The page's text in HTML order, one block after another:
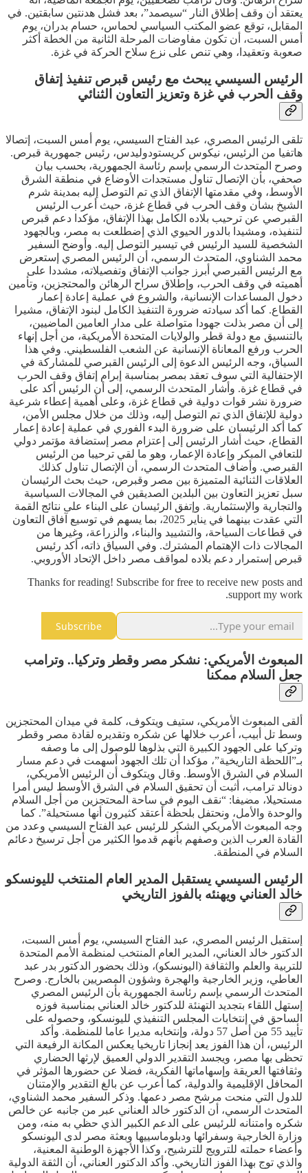
يعتقد أن وقف إطلاق النار “سيصمد”، بعد فشل هدنتين سابقتين. في
المقابل، توقع عضو المكتب السياسي لحماس، حسام بدران، يوم
أمس السبت، أن تكون مفاوضات المرحلة الثانية من الخطة أكثر
صعوبة وتعقيدا، وهي تنص على نزع سلاح الحركة في غزة.
الرئيس السيسي يبحث مع رئيس قبرص تنفيذ إتفاق
وقف الحرب في غزة وتعزيز التعاون الثنائي
تلقى الرئيس المصري، عبد الفتاح السيسي، يوم أمس السبت، إتصالا
هاتفيا من الرئيس، نيكوس كريستودوليدس، رئيس جمهورية قبرص.
وصرح المتحدث الرسمي بإسم رئاسة الجمهورية، بحسب بيان
صحفي، بأن الإتصال تناول مستجدات الأوضاع في منطقة الشرق
الأوسط، وفي مقدمتها الإتفاق الذي تم التوصل إليه بمدينة شرم
الشيخ بشأن وقف الحرب في قطاع غزة، حيث أعرب الرئيس
القبرصي عن ترحيب بلاده الكامل بهذا الإتفاق، مؤكدا دعم قبرص
لتنفيذه، ومشيدا بالدور الحيوي الذي إضطلعت به مصر، وبالجهود
الشخصية للسيد الرئيس في تيسير التوصل إليه. وأوضح السفير
محمد الشناوي، المتحدث الرسمي، أن الرئيس المصري إستعرض
مع الرئيس القبرصي أبرز جوانب الإتفاق وتفصيلاته، مشددا على
أهميته في وقف الحرب، وإطلاق سراح الرهائن والمحتجزين، وتأمين
دخول المساعدات الإنسانية، والشروع في عملية إعادة إعمار
القطاع. كما أكد سيادته ضرورة التنفيذ الكامل لبنود الإتفاق، مشيرا
إلى أن مصر بذلت جهودا متواصلة على مدار العامين الماضيين،
بالتنسيق مع دولة قطر والولايات المتحدة الأمريكية، من أجل إنهاء
الحرب ورفع المعاناة الإنسانية عن الشعب الفلسطيني. وفي هذا
السياق، وجه الرئيس الدعوة إلى الرئيس القبرصي للمشاركة في
الإحتفالية التي سوف تعقد بمصر بمناسبة إبرام إتفاق وقف الحرب
في قطاع غزة. وأشار المتحدث الرسمي، إلى أن الرئيس أكد على
ضرورة نشر قوات دولية في قطاع غزة، وعلى أهمية إعطاء شرعية
دولية للإتفاق الذي تم التوصل إليه، وذلك من خلال مجلس الأمن،
كما أكد الرئيسان على ضرورة البدء الفوري في عملية إعادة إعمار
القطاع، حيث أشار الرئيس إلى إعتزام مصر إستضافة مؤتمر دولي
للتعافي المبكر وإعادة الإعمار، وهو ما لقي ترحيبا من الرئيس
القبرصي. وأضاف المتحدث الرسمي، أن الإتصال تناول كذلك
العلاقات الثنائية المتميزة بين مصر وقبرص، حيث بحث الرئيسان
سبل تعزيز التعاون بين البلدين الصديقين في المجالات السياسية
والتجارية والإستثمارية. وإتفق الرئيسان على البناء على نتائج القمة
التي عقدت بينهما في يناير 2025، بما يسهم في توسيع آفاق التعاون
في قطاعات السياحة، والتشييد والبناء، والزراعة، وغيرها من
المجالات ذات الإهتمام المشترك. وفي السياق ذاته، أكد رئيس
قبرص إستمرار دعم بلاده لمواقف مصر داخل الإتحاد الأوروبي.
Thanks for reading! Subscribe for free to receive new posts and
support my work.
Subscribe
المبعوث الأمريكي: نشكر مصر وقطر وتركيا.. وترامب
جعل السلام ممكنا
ألقى المبعوث الأمريكي، ستيف ويتكوف، كلمة في ميدان المحتجزين
وسط تل أبيب، أعرب خلالها عن شكره وتقديره لقادة مصر وقطر
وتركيا على الجهود الكبيرة التي بذلوها للوصول إلى ما وصفه
بـ”اللحظة التاريخية”، مؤكدا أن تلك الجهود أسهمت في دعم مسار
السلام في الشرق الأوسط. وقال ويتكوف أن الرئيس الأمريكي،
دونالد ترامب، أثبت أن تحقيق السلام في الشرق الأوسط ليس أمرا
مستحيلا، مضيفا: “نقف اليوم في ساحة المحتجزين من أجل السلام
والوحدة والأمل، ونحتفل بلحظة أعتقد كثيرون أنها مستحيلة”. كما
وجه المبعوث الأمريكي الشكر للرئيس عبد الفتاح السيسي وعدد من
القادة العرب الذين وصفهم بأنهم قدموا الكثير من أجل ترسيخ دعائم
السلام في المنطقة.
الرئيس السيسي يستقبل المدير العام المنتخب لليونسكو
خالد العناني ويهنئه بالفوز التاريخي
إستقبل الرئيس المصري، عبد الفتاح السيسي، يوم أمس السبت،
الدكتور خالد العناني، المدير العام المنتخب لمنظمة الأمم المتحدة
للتربية والعلم والثقافة (اليونسكو)، وذلك بحضور الدكتور بدر عبد
العاطي، وزير الخارجية والهجرة وشؤون المصريين بالخارج. وصرح
المتحدث الرسمي بإسم رئاسة الجمهورية بأن الرئيس المصري
إستهل اللقاء بتجديد التهنئة للدكتور خالد العناني بمناسبة فوزه
الساحق في إنتخابات المجلس التنفيذي لليونسكو، وحصوله على
تأييد 55 من أصل 57 دولة، وإنتخابه مديرا عاما للمنظمة. وأكد
الرئيس، أن هذا الفوز يعد إنجازا تاريخيا يعكس المكانة الرفيعة التي
تحظى بها مصر، ويجسد التقدير الدولي العميق لإرثها الحضاري
وثقافتها العريقة وإسهاماتها الفكرية، فضلا عن حضورها المؤثر في
المحافل الإقليمية والدولية، كما أعرب عن بالغ التقدير والإمتنان
للدول التي منحت مرشح مصر دعمها. وذكر السفير محمد الشناوي،
المتحدث الرسمي، أن الدكتور خالد العناني عبر من جانبه عن خالص
شكره وامتنانه للرئيس على الدعم الكبير الذي حظي به منه، ومن
وزارة الخارجية وسفرائها ودبلوماسييها وبعثة مصر لدى اليونسكو
وأعضاء حملته للترويج للترشيح، وكذا الأجهزة الوطنية المعنية،
والذي توج بهذا الفوز التاريخي. وأكد الدكتور العناني، أن الثقة الدولية